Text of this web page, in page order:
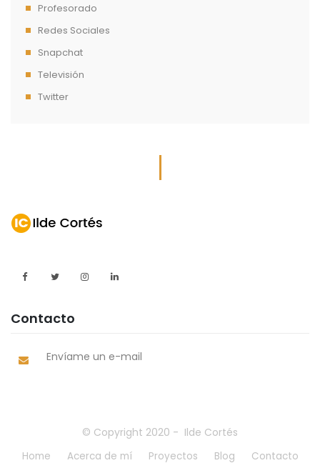
Profesorado
Redes Sociales
Snapchat
Televisión
Twitter
Contacto
Envíame un e-mail
© Copyright 2020 - Ilde Cortés
Home Acerca de mí Proyectos Blog Contacto